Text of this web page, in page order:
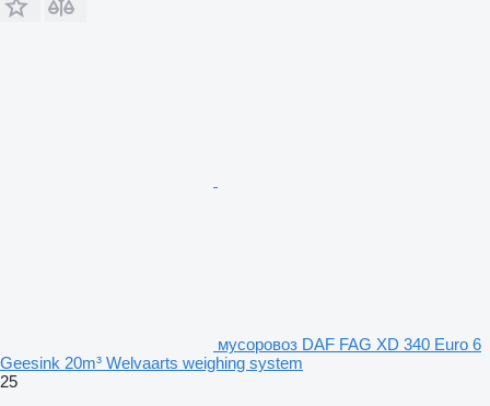
мусоровоз DAF FAG XD 340 Euro 6
Geesink 20m³ Welvaarts weighing system
25